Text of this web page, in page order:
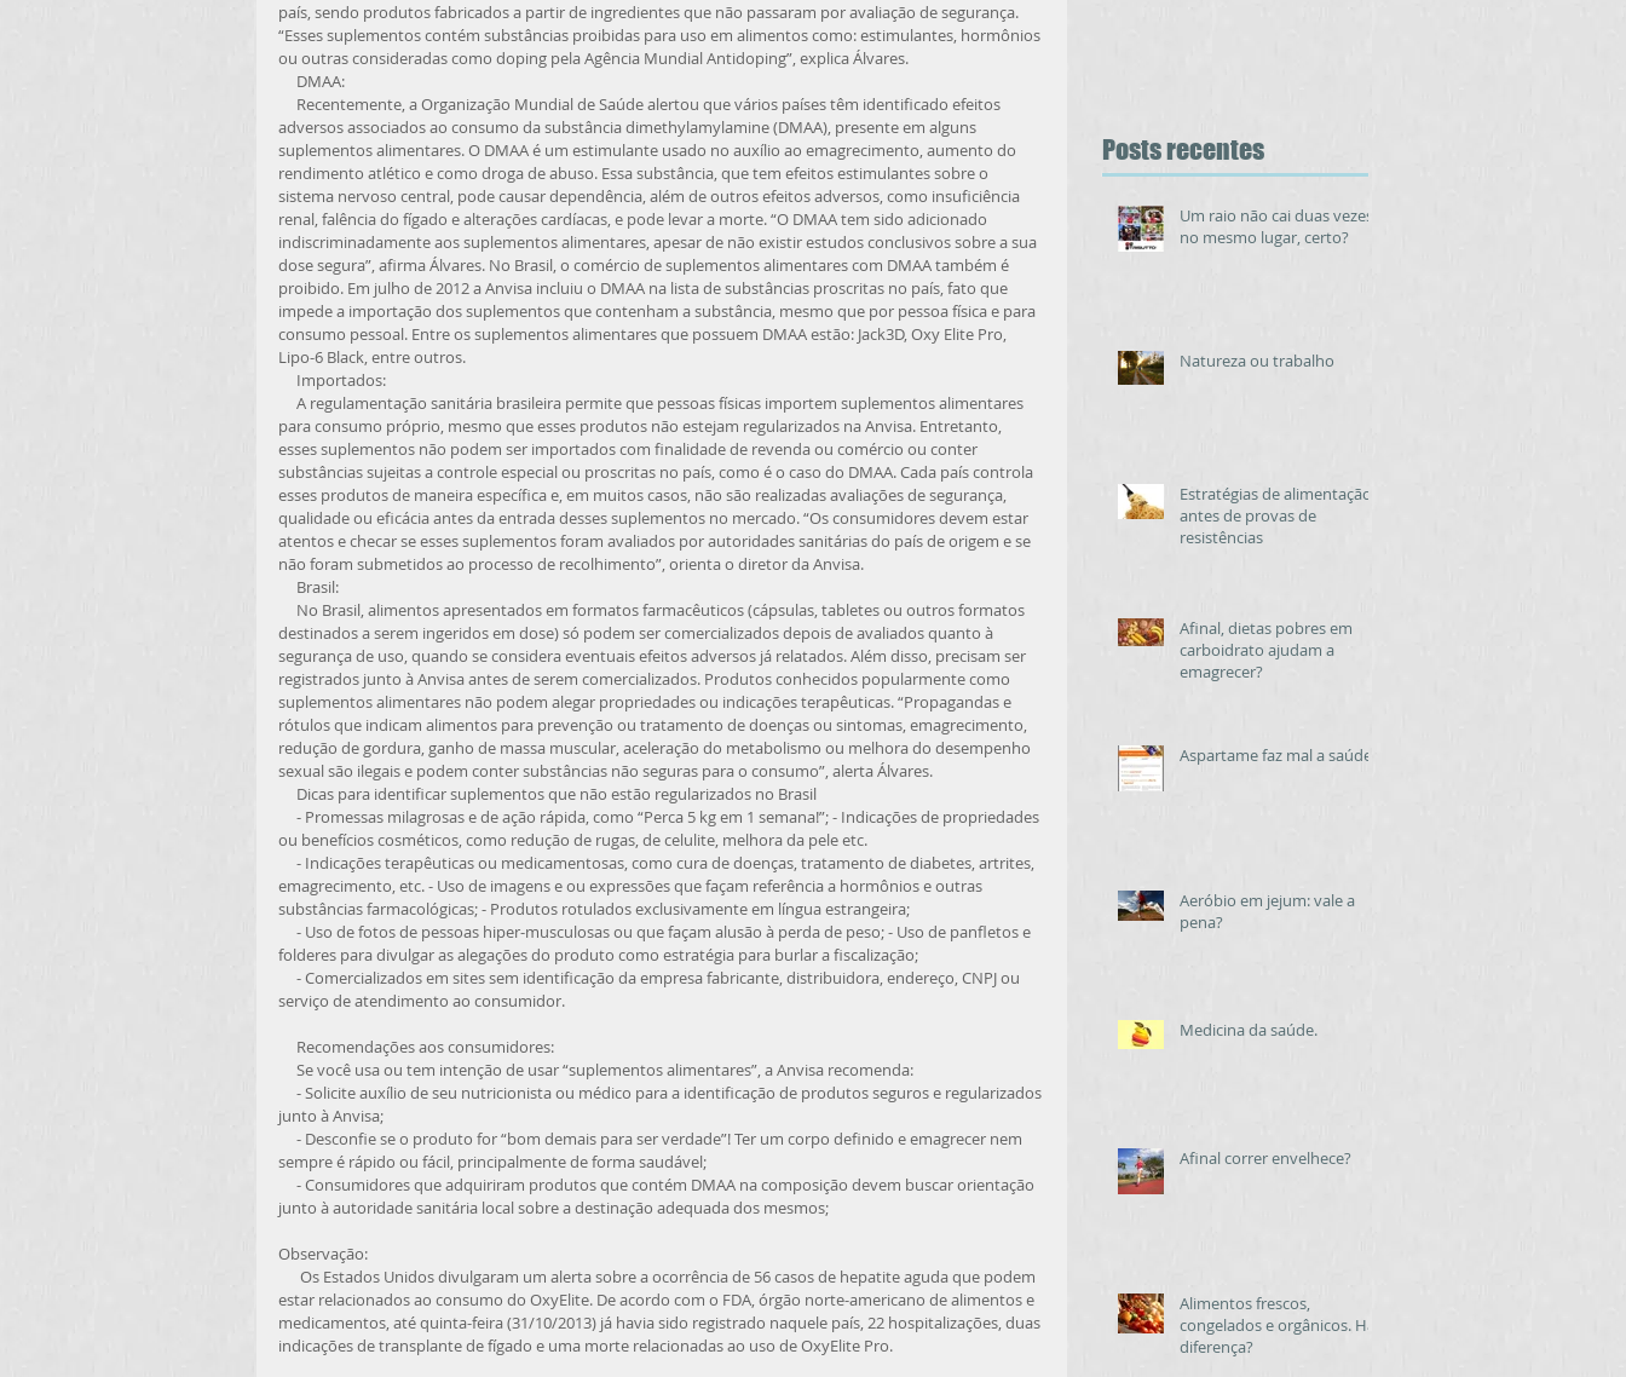
país, sendo produtos fabricados a partir de ingredientes que não passaram por avaliação de segurança.
“Esses suplementos contém substâncias proibidas para uso em alimentos como: estimulantes, hormônios
ou outras consideradas como doping pela Agência Mundial Antidoping”, explica Álvares.
     DMAA:
adversos associados ao consumo da substância dimethylamylamine (DMAA), presente em alguns
suplementos alimentares. O DMAA é um estimulante usado no auxílio ao emagrecimento, aumento do
rendimento atlético e como droga de abuso. Essa substância, que tem efeitos estimulantes sobre o
sistema nervoso central, pode causar dependência, além de outros efeitos adversos, como insuficiência
renal, falência do fígado e alterações cardíacas, e pode levar a morte. “O DMAA tem sido adicionado
indiscriminadamente aos suplementos alimentares, apesar de não existir estudos conclusivos sobre a sua
dose segura”, afirma Álvares. No Brasil, o comércio de suplementos alimentares com DMAA também é
proibido. Em julho de 2012 a Anvisa incluiu o DMAA na lista de substâncias proscritas no país, fato que
impede a importação dos suplementos que contenham a substância, mesmo que por pessoa física e para
consumo pessoal. Entre os suplementos alimentares que possuem DMAA estão: Jack3D, Oxy Elite Pro,
Lipo-6 Black, entre outros.
     Importados:
para consumo próprio, mesmo que esses produtos não estejam regularizados na Anvisa. Entretanto,
esses suplementos não podem ser importados com finalidade de revenda ou comércio ou conter
substâncias sujeitas a controle especial ou proscritas no país, como é o caso do DMAA. Cada país controla
esses produtos de maneira específica e, em muitos casos, não são realizadas avaliações de segurança,
qualidade ou eficácia antes da entrada desses suplementos no mercado. “Os consumidores devem estar
atentos e checar se esses suplementos foram avaliados por autoridades sanitárias do país de origem e se
não foram submetidos ao processo de recolhimento”, orienta o diretor da Anvisa.
     Brasil:
destinados a serem ingeridos em dose) só podem ser comercializados depois de avaliados quanto à
segurança de uso, quando se considera eventuais efeitos adversos já relatados. Além disso, precisam ser
registrados junto à Anvisa antes de serem comercializados. Produtos conhecidos popularmente como
suplementos alimentares não podem alegar propriedades ou indicações terapêuticas. “Propagandas e
rótulos que indicam alimentos para prevenção ou tratamento de doenças ou sintomas, emagrecimento,
redução de gordura, ganho de massa muscular, aceleração do metabolismo ou melhora do desempenho
sexual são ilegais e podem conter substâncias não seguras para o consumo”, alerta Álvares.
     Dicas para identificar suplementos que não estão regularizados no Brasil
ou benefícios cosméticos, como redução de rugas, de celulite, melhora da pele etc.
emagrecimento, etc. - Uso de imagens e ou expressões que façam referência a hormônios e outras
substâncias farmacológicas; - Produtos rotulados exclusivamente em língua estrangeira;
folderes para divulgar as alegações do produto como estratégia para burlar a fiscalização;
serviço de atendimento ao consumidor.
     Recomendações aos consumidores:
     Se você usa ou tem intenção de usar “suplementos alimentares”, a Anvisa recomenda:
junto à Anvisa;
sempre é rápido ou fácil, principalmente de forma saudável;
junto à autoridade sanitária local sobre a destinação adequada dos mesmos;
Observação:
estar relacionados ao consumo do OxyElite. De acordo com o FDA, órgão norte-americano de alimentos e
medicamentos, até quinta-feira (31/10/2013) já havia sido registrado naquele país, 22 hospitalizações, duas
indicações de transplante de fígado e uma morte relacionadas ao uso de OxyElite Pro.
Posts recentes
Um raio não cai duas vezes
no mesmo lugar, certo?
Natureza ou trabalho
Estratégias de alimentação
antes de provas de
resistências
Afinal, dietas pobres em
carboidrato ajudam a
emagrecer?
Aspartame faz mal a saúde?
Aeróbio em jejum: vale a
pena?
Medicina da saúde.
Afinal correr envelhece?
Alimentos frescos,
congelados e orgânicos. Há
diferença?